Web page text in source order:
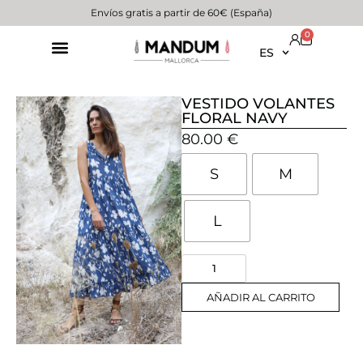
Envíos gratis a partir de 60€ (España)
ES
0
VESTIDO VOLANTES
FLORAL NAVY
80.00 €
S
M
L
AÑADIR AL CARRITO